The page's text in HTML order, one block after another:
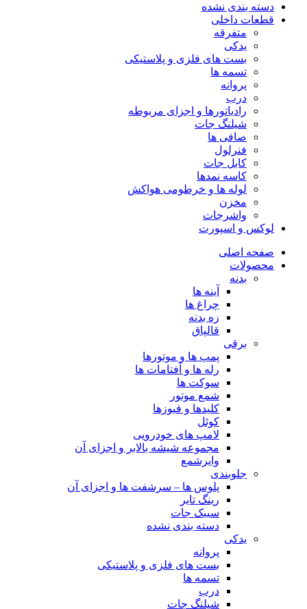
دسته بندی نشده
قطعات داخلی
متفرقه
یدکی
بست های فلزی و پلاستیکی
تسمه ها
پروانه
درب
رادیاتورها و اجزای مربوطه
شیلنگ جات
صافی ها
فنرلول
کابل جات
کاسه نمدها
لوله ها و خرطومی هواکش
مخزن
واشرجات
لوکس و اسپورت
صفحه اصلی
محصولات
بدنه
آینه ها
چراغ ها
زه بدنه
قالپاق
برقی
پمپ ها و موتورها
رله ها و آفتامات ها
سوکت ها
شمع موتور
کلیدها و فیوزها
کوئل
لامپ های خودرویی
مجموعه شیشه بالابر و اجزای آن
وایرشمع
جلوبندی
پلوس ها – سرشفت ها و اجزای آن
رینگ تایر
سیبک جات
دسته بندی نشده
یدکی
پروانه
بست های فلزی و پلاستیکی
تسمه ها
درب
شیلنگ جات